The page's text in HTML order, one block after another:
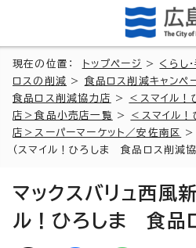
現在の位置： トップページ > くらし
ロスの削減 > 食品ロス削減キャンペ
食品ロス削減協力店
>
＜スマイル
店＞食品小売店一覧
>
＜スマイル
店＞スーパーマーケット／安佐南区
>
（スマイル！ひろしま 食品ロス削減協
マックスバリュ西風
ル！ひろしま 食品